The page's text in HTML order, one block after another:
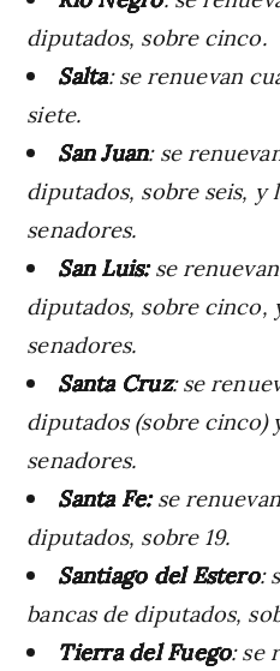
diputados, sobre cinco.
Salta: se renuevan
siete.
San Juan: se
diputados, sobre seis, y
senadores.
San Luis:se
diputados, sobre cinco,
senadores.
Santa Cruz: se
diputados (sobre cinco)
senadores.
Santa Fe:se
diputados, sobre 19.
Santiago del Estero:
bancas de diputados,
Tierra del Fuego: se